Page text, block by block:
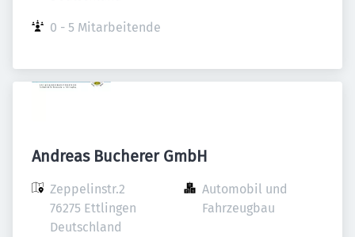
0 - 5 Mitarbeitende
Andreas Bucherer GmbH
Zeppelinstr.2
76275 Ettlingen
Deutschland
Automobil und
Fahrzeugbau